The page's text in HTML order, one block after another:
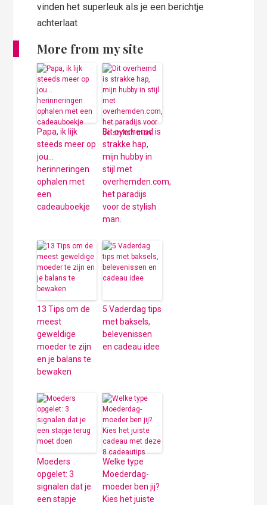
vinden het superleuk als je een berichtje
achterlaat
More from my site
Papa, ik lijk
steeds meer op
jou…
herinneringen
ophalen met
een
cadeauboekje
Dit overhemd is
strakke hap,
mijn hubby in
stijl met
overhemden.com,
het paradijs
voor de stylish
man.
13 Tips om de
meest
geweldige
moeder te zijn
en je balans te
bewaken
5 Vaderdag tips
met baksels,
belevenissen
en cadeau idee
Moeders
opgelet: 3
signalen dat je
een stapje
Welke type
Moederdag-
moeder ben jij?
Kies het juiste